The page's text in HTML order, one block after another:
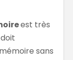
est très
sans